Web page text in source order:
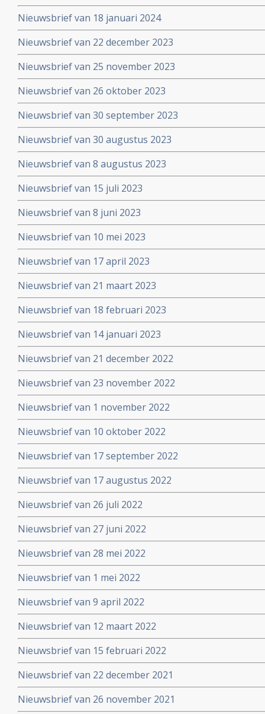
Nieuwsbrief van 18 januari 2024
Nieuwsbrief van 22 december 2023
Nieuwsbrief van 25 november 2023
Nieuwsbrief van 26 oktober 2023
Nieuwsbrief van 30 september 2023
Nieuwsbrief van 30 augustus 2023
Nieuwsbrief van 8 augustus 2023
Nieuwsbrief van 15 juli 2023
Nieuwsbrief van 8 juni 2023
Nieuwsbrief van 10 mei 2023
Nieuwsbrief van 17 april 2023
Nieuwsbrief van 21 maart 2023
Nieuwsbrief van 18 februari 2023
Nieuwsbrief van 14 januari 2023
Nieuwsbrief van 21 december 2022
Nieuwsbrief van 23 november 2022
Nieuwsbrief van 1 november 2022
Nieuwsbrief van 10 oktober 2022
Nieuwsbrief van 17 september 2022
Nieuwsbrief van 17 augustus 2022
Nieuwsbrief van 26 juli 2022
Nieuwsbrief van 27 juni 2022
Nieuwsbrief van 28 mei 2022
Nieuwsbrief van 1 mei 2022
Nieuwsbrief van 9 april 2022
Nieuwsbrief van 12 maart 2022
Nieuwsbrief van 15 februari 2022
Nieuwsbrief van 22 december 2021
Nieuwsbrief van 26 november 2021